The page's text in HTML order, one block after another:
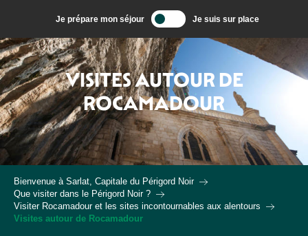
contenu
principal
Je prépare mon séjour Je suis sur place
VISITES AUTOUR DE
ROCAMADOUR
Bienvenue à Sarlat, Capitale du Périgord Noir
Que visiter dans le Périgord Noir ?
Visiter Rocamadour et les sites incontournables aux alentours
Visites autour de Rocamadour